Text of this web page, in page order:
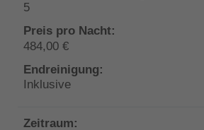
5
484,00 €
Inklusive